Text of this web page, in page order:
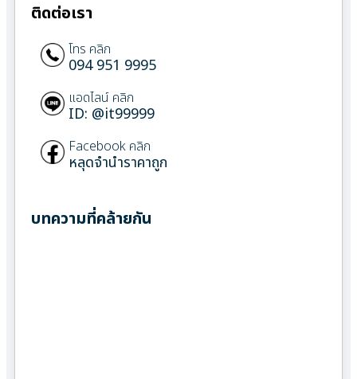
ติดต่อเรา
โทร คลิก
094 951 9995
แอดไลน์ คลิก
ID: @it99999
Facebook คลิก
หลุดจำนำราคาถูก
บทความที่คล้ายกัน